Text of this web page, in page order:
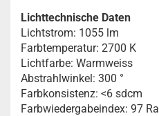
Lichttechnische Daten
Lichtstrom: 1055 lm
Farbtemperatur: 2700 K
Lichtfarbe: Warmweiss
Abstrahlwinkel: 300 °
Farbkonsistenz: <6 sdcm
Farbwiedergabeindex: 97 Ra